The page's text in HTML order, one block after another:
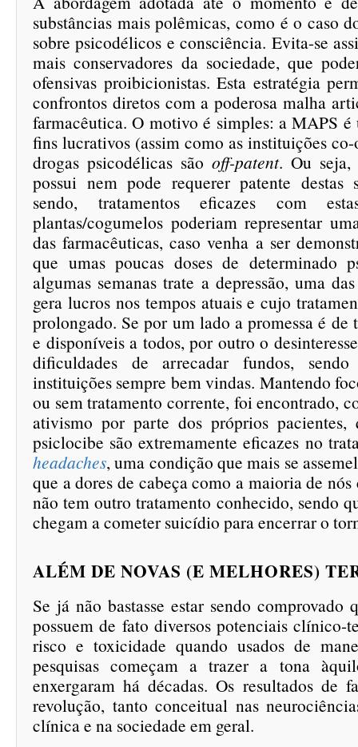
substâncias mais polêmicas, como é o caso
sobre psicodélicos e consciência. Evita-se
mais conservadores da sociedade, que
ofensivas proibicionistas. Esta estratégia
confrontos diretos com a poderosa malha
farmacêutica. O motivo é simples: a MAPS é
fins lucrativos (assim como as instituições
drogas psicodélicas são off-patent. Ou seja,
possui nem pode requerer patente destas
sendo, tratamentos eficazes com
plantas/cogumelos poderiam representar
das farmacêuticas, caso venha a ser
que umas poucas doses de determinado
algumas semanas trate a depressão, uma
gera lucros nos tempos atuais e cujo
prolongado. Se por um lado a promessa é de
e disponíveis a todos, por outro o
dificuldades de arrecadar fundos,
instituições sempre bem vindas. Mantendo
ou sem tratamento corrente, foi encontrado,
ativismo por parte dos próprios pacientes,
psiclocibe são extremamente eficazes no
headaches, uma condição que mais se
que a dores de cabeça como a maioria de
não tem outro tratamento conhecido, sendo
chegam a cometer suicídio para encerrar o
ALÉM DE NOVAS (E MELHORES)
Se já não bastasse estar sendo comprovado
possuem de fato diversos potenciais clínico-
risco e toxicidade quando usados de
pesquisas começam a trazer a tona
enxergaram há décadas. Os resultados de
revolução, tanto conceitual nas
clínica e na sociedade em geral.